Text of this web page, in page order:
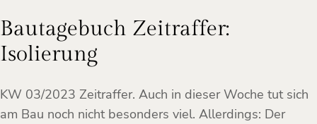
Bautagebuch Zeitraffer:
Isolierung
KW 03/2023 Zeitraffer. Auch in dieser Woche tut sich
am Bau noch nicht besonders viel. Allerdings: Der